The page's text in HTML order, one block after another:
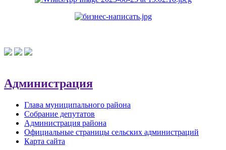
Администрация
Глава муниципального района
Собрание депутатов
Администрация района
Официальные страницы сельских администраций
Карта сайта